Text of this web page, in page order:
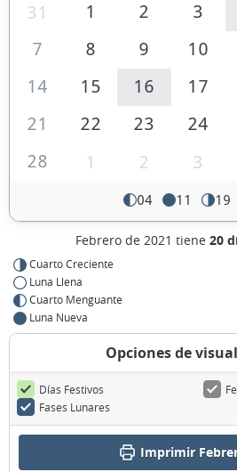
Perú
31 1 2 3
7
8 9 10
14
15 16 17
21
22 23 24
28
1 2 3
04 11 19
Febrero de 2021 tiene 20
Cuarto Creciente
Luna Llena
Cuarto Menguante
Luna Nueva
Opciones de
Días Festivos
Fases Lunares
Imprimir